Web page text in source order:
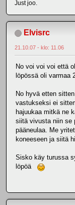
Just joo.
Elvisrc
21.10.07 - klo: 11.06
No voi voi voi että
löpössä oli varmaa
No hyvä etten
vastukseksi ei
hajuukaa mitkä ne
siitä vivusta niin se
pääneulaa. Me
koneeseen ja siitä
Sisko käy turussa
löpöä